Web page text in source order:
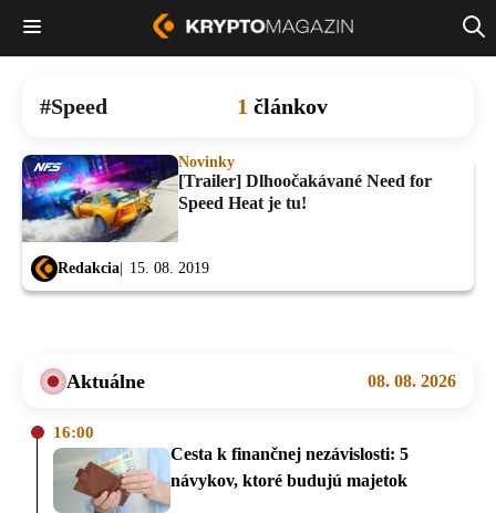
Speed 1 článkov
Novinky
[Trailer] Dlhoočakávané Need for
Speed Heat je tu!
Redakcia 15. 08. 2019
Aktuálne 08. 08. 2026
16:00
Cesta k finančnej nezávislosti: 5
návykov, ktoré budujú majetok